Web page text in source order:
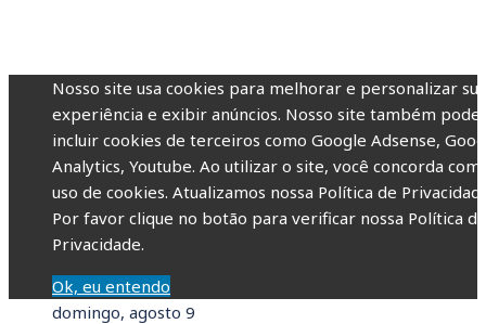
Nosso site usa cookies para melhorar e personalizar sua
experiência e exibir anúncios. Nosso site também pode
incluir cookies de terceiros como Google Adsense,
Analytics, Youtube. Ao utilizar o site, você concorda com
uso de cookies. Atualizamos nossa Política de
Por favor clique no botão para verificar nossa Política de
Privacidade.
Ok, eu entendo
domingo, agosto 9